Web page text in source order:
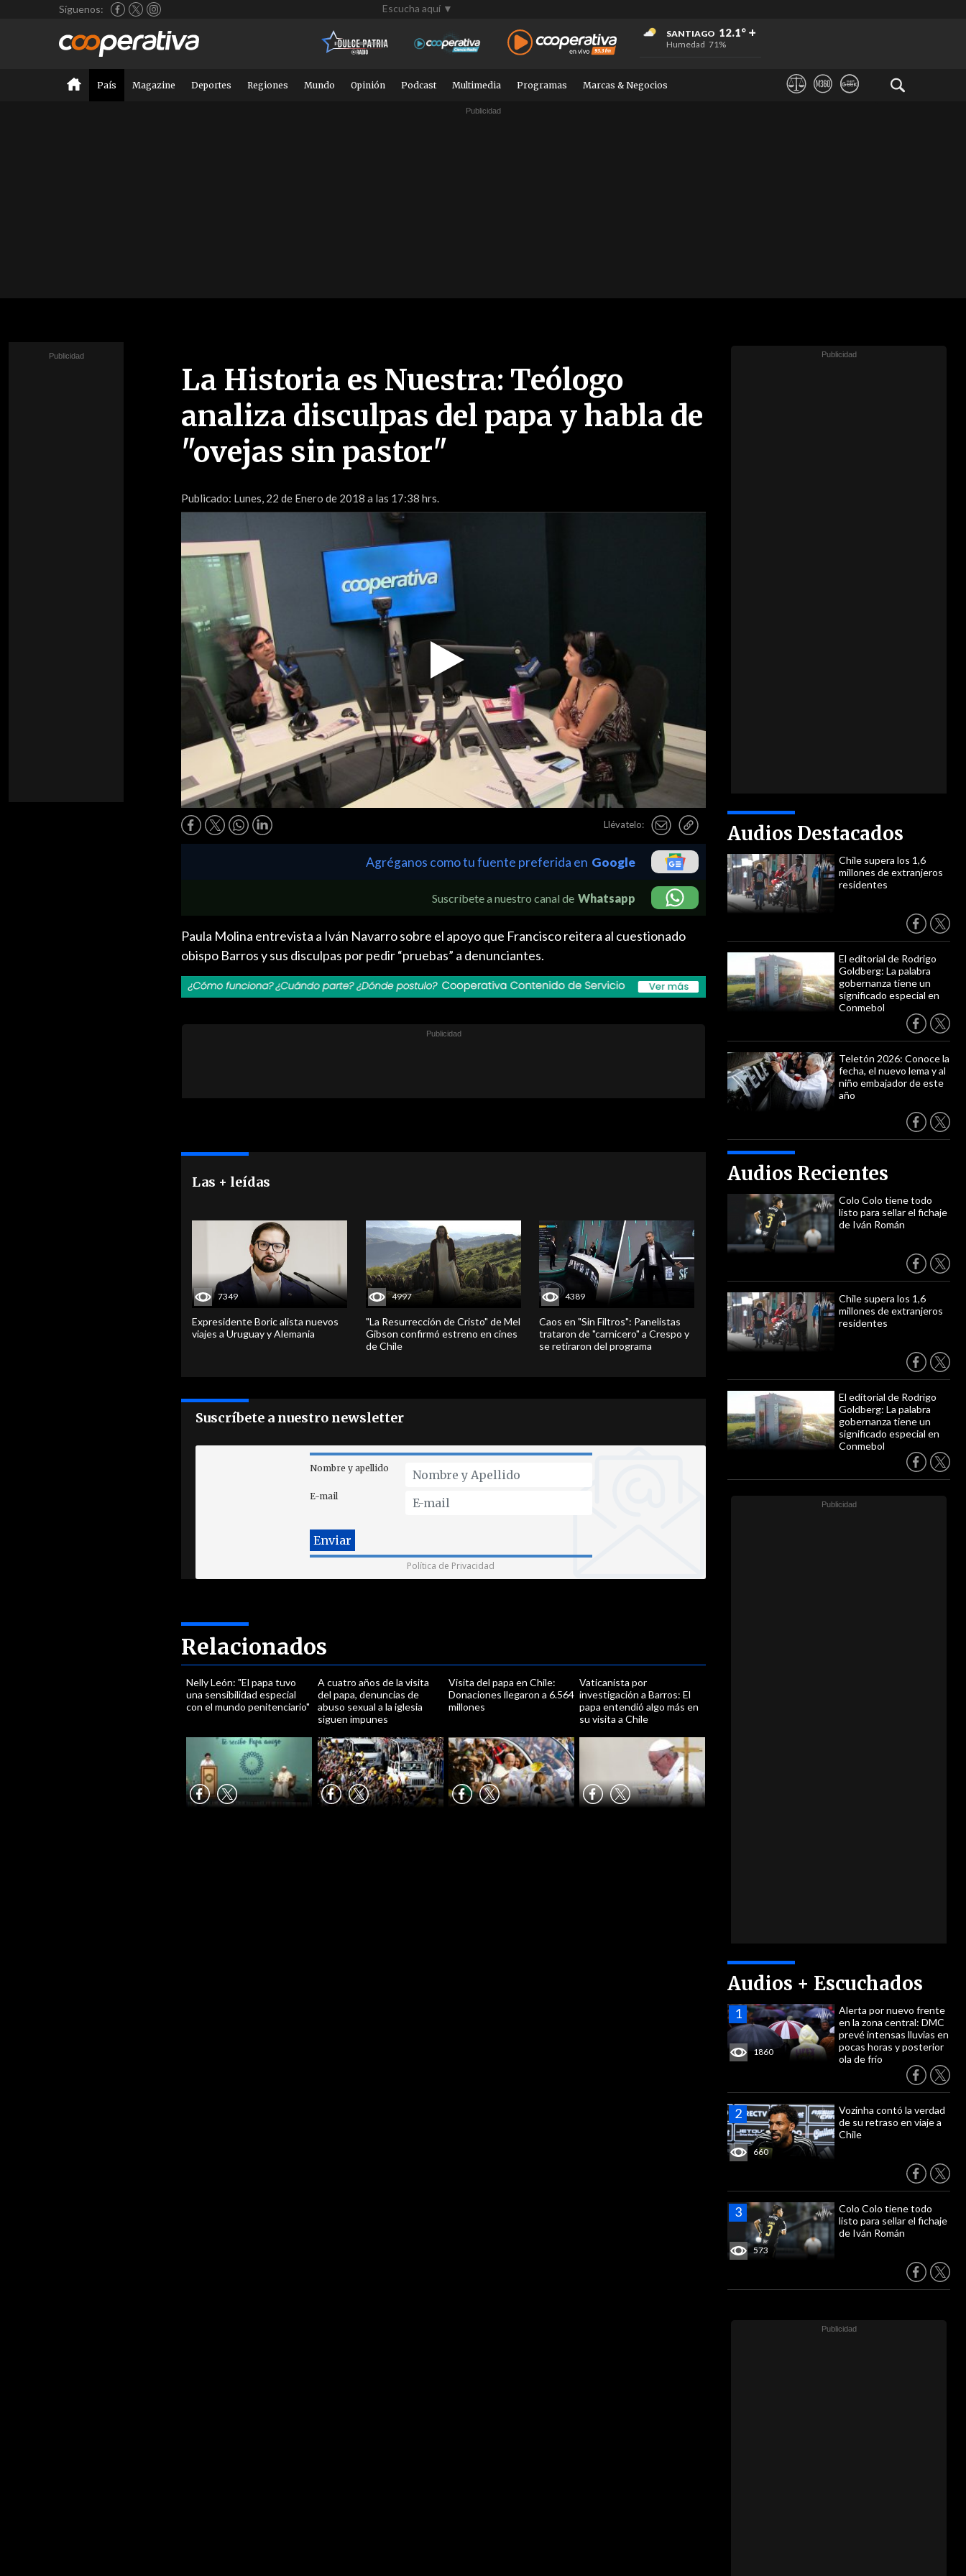
Síguenos: Escucha aquí ▼
SANTIAGO 12.1°
Humedad 71%
+
+
+
País Magazine Deportes Regiones Mundo Opinión Podcast Multimedia Programas Marcas & Negocios
La Historia es Nuestra: Teólogo
analiza disculpas del papa y habla de
"ovejas sin pastor"
Publicado: Lunes, 22 de Enero de 2018 a las 17:38 hrs.
Video
Llévatelo: Audios Destacados
Chile supera los 1,6
millones de extranjeros
residentes
El editorial de Rodrigo
Goldberg: La palabra
gobernanza tiene un
significado especial en
Conmebol
Teletón 2026: Conoce la
fecha, el nuevo lema y al
niño embajador de este
año
Audios Recientes
Colo Colo tiene todo
listo para sellar el fichaje
de Iván Román
Chile supera los 1,6
millones de extranjeros
residentes
El editorial de Rodrigo
Goldberg: La palabra
gobernanza tiene un
significado especial en
Conmebol
Audios + Escuchados
1860
Alerta por nuevo frente
en la zona central: DMC
prevé intensas lluvias en
pocas horas y posterior
ola de frío
660
Vozinha contó la verdad
de su retraso en viaje a
Chile
573
Colo Colo tiene todo
listo para sellar el fichaje
de Iván Román
Agréganos como tu fuente preferida en Google
Suscríbete a nuestro canal de Whatsapp
Paula Molina entrevista a Iván Navarro sobre el apoyo que Francisco reitera al cuestionado
obispo Barros y sus disculpas por pedir “pruebas” a denunciantes.
Las + leídas
7349
Expresidente Boric alista nuevos
viajes a Uruguay y Alemania
4997
"La Resurrección de Cristo" de Mel
Gibson confirmó estreno en cines
de Chile
4389
Caos en "Sin Filtros": Panelistas
trataron de "carnicero" a Crespo y
se retiraron del programa
Suscríbete a nuestro newsletter
Nombre y apellido
E-mail
Política de Privacidad
Relacionados
Nelly León: "El papa tuvo
una sensibilidad especial
con el mundo penitenciario"
A cuatro años de la visita
del papa, denuncias de
abuso sexual a la iglesia
siguen impunes
Visita del papa en Chile:
Donaciones llegaron a 6.564
millones
Vaticanista por
investigación a Barros: El
papa entendió algo más en
su visita a Chile